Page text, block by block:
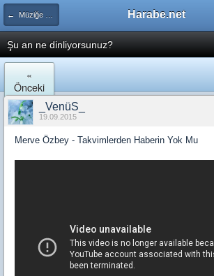
← Müziğe Dair Harabe.net
Şu an ne dinliyorsunuz?
«
Önceki
_VenüS_
19.09.2015
Merve Özbey - Takvimlerden Haberin Yok Mu